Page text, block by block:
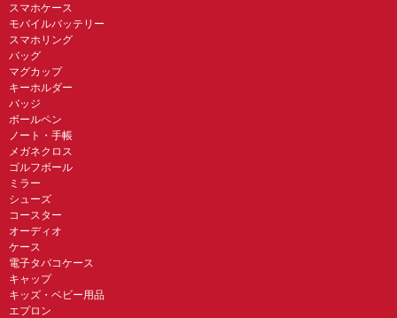
スマホケース
モバイルバッテリー
スマホリング
バッグ
マグカップ
キーホルダー
バッジ
ボールペン
ノート・手帳
メガネクロス
ゴルフボール
ミラー
シューズ
コースター
オーディオ
ケース
電子タバコケース
キャップ
キッズ・ベビー用品
エプロン